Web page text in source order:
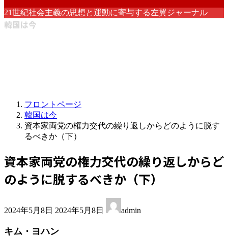
21世紀社会主義の思想と運動に寄与する左翼ジャーナル
韓国は今
フロントページ
韓国は今
資本家両党の権力交代の繰り返しからどのように脱す
るべきか（下）
資本家両党の権力交代の繰り返しからど
のように脱するべきか（下）
2024年5月8日 終
新
2024年5月8日 admin
キム・ヨハン